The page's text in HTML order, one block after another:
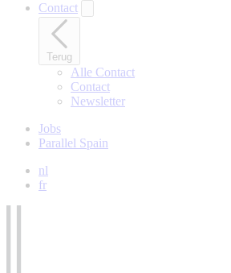
Contact
Terug
Alle Contact
Contact
Newsletter
Jobs
Parallel Spain
nl
fr